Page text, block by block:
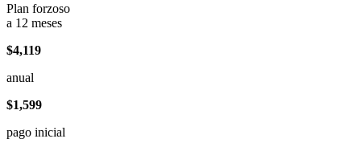
Plan forzoso
a 12 meses
$4,119
anual
$1,599
pago inicial